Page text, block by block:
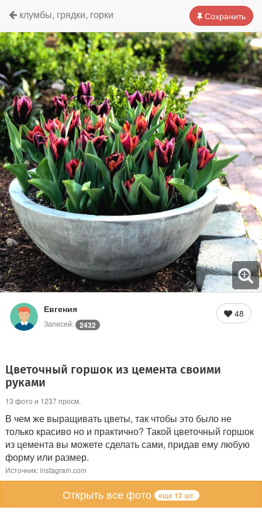
Сохранить
клумбы, грядки, горки
Евгения
Записей: 2432
48
Цветочный горшок из цемента своими
руками
13 фото и 1237 просм.
В чем же выращивать цветы, так чтобы это было не
только красиво но и практично? Такой цветочный горшок
из цемента вы можете сделать сами, придав ему любую
форму или размер.
Источник: instagram.com
Открыть все фото еще 12 шт.